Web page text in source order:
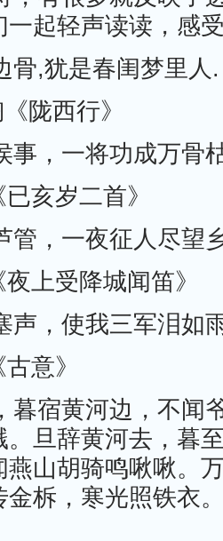
一起轻声读读，感
骨,犹是春闺梦里人.
陇西行》
事，一将功成万骨
亥岁二首》
管，一夜征人尽望
上受降城闻笛》
声，使我三军泪如
意》
暮宿黄河边，不闻
。旦辞黄河去，暮
燕山胡骑鸣啾啾。
金柝，寒光照铁衣